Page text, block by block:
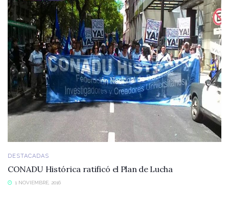
DESTACADAS
CONADU Histórica ratificó el Plan de Lucha
1 NOVIEMBRE, 2016